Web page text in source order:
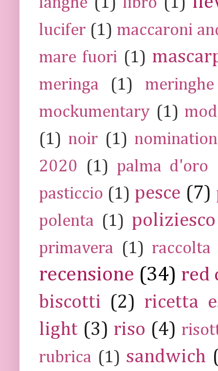
lucifer (1) maccaroni
mare fuori (1)
meringa (1)
meringhe
mockumentary (1)
(1) noir (1)
2020
(1) palma d'oro
pasticcio (1) pesce (7)
polenta (1) poliziesco
primavera (1) raccolta
recensione (34) red
biscotti (2) ricetta
light (3) riso (4)
rubrica (1) sandwich